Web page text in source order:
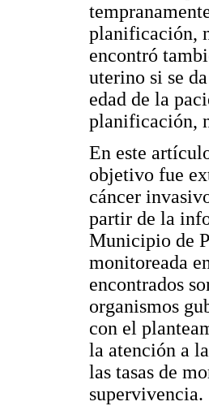
planificación,
encontró
uterino si se
edad de la
planificación,
En este
objetivo fue
cáncer
partir de la
Municipio de
monitoreada
encontrados
organismos
con el
la atención a
las tasas de
supervivencia.